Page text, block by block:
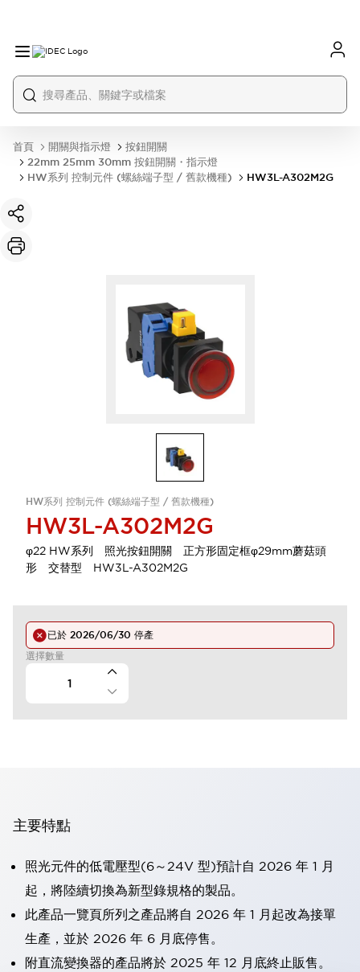
首頁 開關與指示燈
按鈕開關
22mm 25mm 30mm 按鈕開關・指示燈
HW系列 控制元件 (螺絲端子型 / 舊款機種)
HW3L-A302M2G
HW系列 控制元件 (螺絲端子型 / 舊款機種)
HW3L-A302M2G
φ22 HW系列 照光按鈕開關 正方形固定框φ29mm蘑菇頭
形 交替型 HW3L-A302M2G
已於 2026/06/30 停產
選擇數量
主要特點
照光元件的低電壓型(6～24V 型)預計自 2026 年 1 月
起，將陸續切換為新型錄規格的製品。
此產品一覽頁所列之產品將自 2026 年 1 月起改為接單
生產，並於 2026 年 6 月底停售。
附直流變換器的產品將於 2025 年 12 月底終止販售。